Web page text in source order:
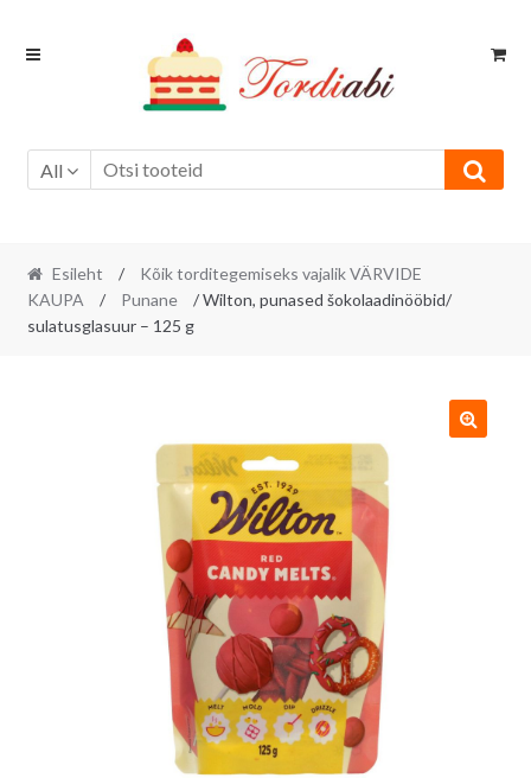
Skip
Skip
All
Esileht /
Kõik torditegemiseks vajalik VÄRVIDE
KAUPA
/ Punane
/ Wilton, punased šokolaadinööbid/
sulatusglasuur – 125 g